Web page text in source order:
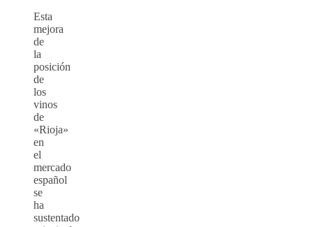
Esta
mejora
de
la
posición
de
los
vinos
de
«Rioja»
en
el
mercado
español
se
ha
sustentado